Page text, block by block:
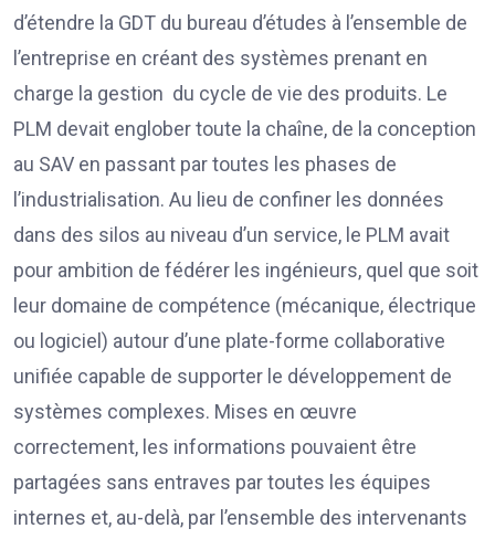
d’étendre la GDT du bureau d’études à l’ensemble de
l’entreprise en créant des systèmes prenant en
charge la gestion du cycle de vie des produits. Le
PLM devait englober toute la chaîne, de la conception
au SAV en passant par toutes les phases de
l’industrialisation. Au lieu de confiner les données
dans des silos au niveau d’un service, le PLM avait
pour ambition de fédérer les ingénieurs, quel que soit
leur domaine de compétence (mécanique, électrique
ou logiciel) autour d’une plate-forme collaborative
unifiée capable de supporter le développement de
systèmes complexes. Mises en œuvre
correctement, les informations pouvaient être
partagées sans entraves par toutes les équipes
internes et, au-delà, par l’ensemble des intervenants